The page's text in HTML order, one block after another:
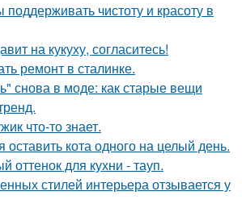
чистоту и красоту в
на кукуху, согласитесь!
ремонт в сталинке.
снова в моде: как старые вещи
что-то знает.
кота одного на целый день.
оттенок для кухни - тауп.
стилей интерьера отзывается у